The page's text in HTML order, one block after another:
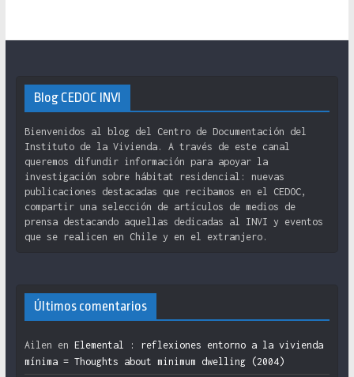
Blog CEDOC INVI
Bienvenidos al blog del Centro de Documentación del
Instituto de la Vivienda. A través de este canal
queremos difundir información para apoyar la
investigación sobre hábitat residencial: nuevas
publicaciones destacadas que recibamos en el CEDOC,
compartir una selección de artículos de medios de
prensa destacando aquellas dedicadas al INVI y eventos
que se realicen en Chile y en el extranjero.
Últimos comentarios
Ailen en Elemental : reflexiones entorno a la vivienda
mínima = Thoughts about minimum dwelling (2004)